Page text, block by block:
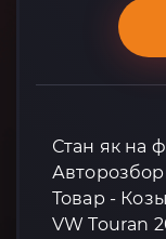
Стан як на
Товар -
VW Touran